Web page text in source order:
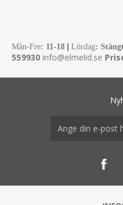
Mån-Fre: 11-18 | Lördag:
559930 info@elmelid.se